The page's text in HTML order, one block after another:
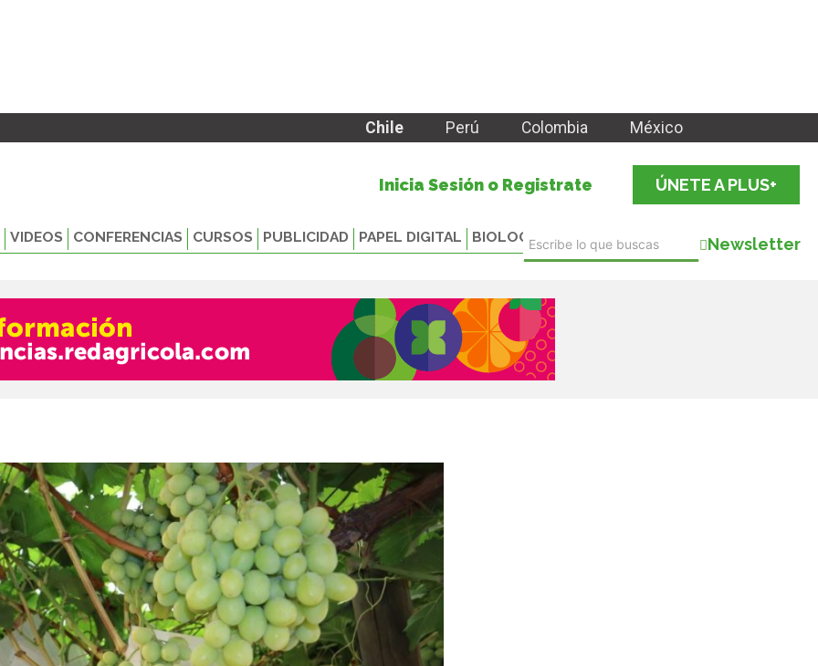
Chile Perú Colombia México
Inicia Sesión o Registrate ÚNETE A PLUS+
VIDEOS CONFERENCIAS CURSOS PUBLICIDAD PAPEL DIGITAL BIOLOGICALS Newsletter